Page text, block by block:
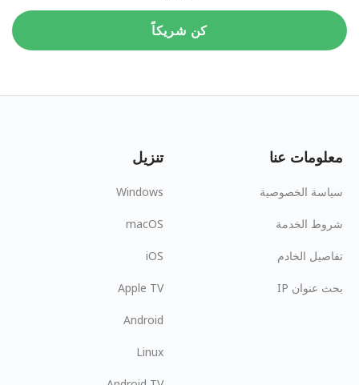
كن شريكاً
معلومات عنا
سياسة الخصوصية
شروط الخدمة
تفاصيل الخادم
بحث عنوان IP
تنزيل
Windows
macOS
iOS
Apple TV
Android
Linux